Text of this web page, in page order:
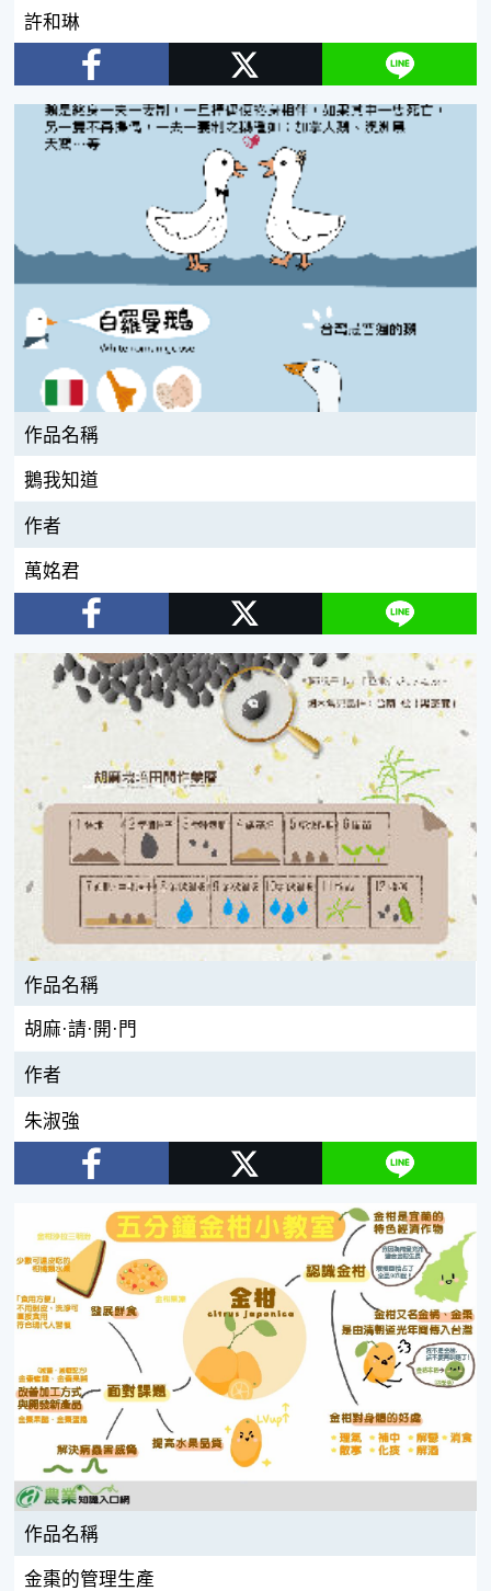
Facebook
許和琳
Facebook
作品名稱
鵝我知道
作者
萬姳君
Facebook
作品名稱
胡麻·請·開·門
作者
朱淑強
作品名稱
金棗的管理生產